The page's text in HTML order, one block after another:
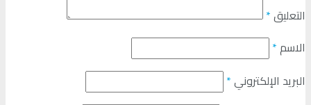
التعليق*
الاسم*
البريد الإلكتروني*